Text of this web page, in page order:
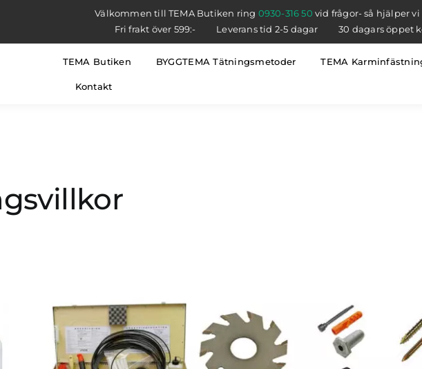
Välkommen till TEMA Butiken ring 0930-316 50 vid frågor- så hjälper
Fri frakt över 599:-
Leverans tid 2-5 dagar 30 dagars öppet
TEMA Butiken BYGGTEMA Tätningsmetoder TEMA
Kontakt